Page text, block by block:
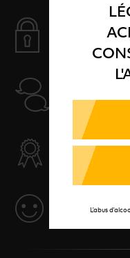
L’abus
PAIEMENT
Payer en
Nos
Des
Des